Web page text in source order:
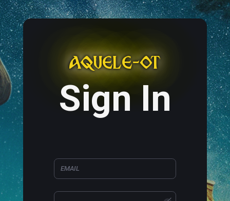
AQUELE-OT
Sign In